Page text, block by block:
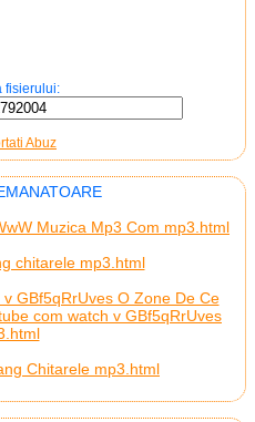
fisierului:
Abuz
Muzica Mp3 Com mp3.html
chitarele mp3.html
GBf5qRrUves O Zone De Ce
com watch v GBf5qRrUves
Chitarele mp3.html